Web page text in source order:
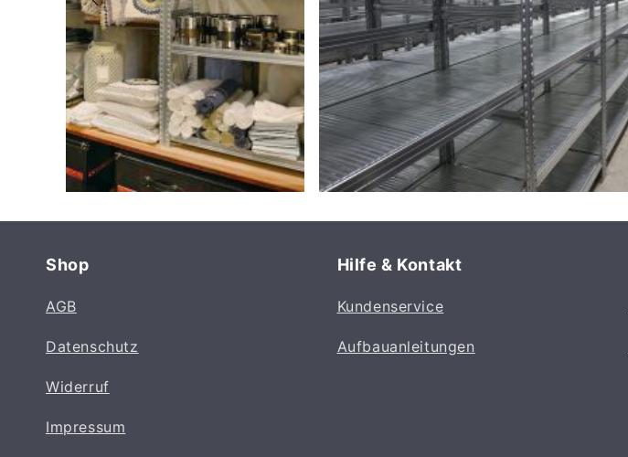
Shop
AGB
Datenschutz
Widerruf
Impressum
Hilfe & Kontakt
Kundenservice
Aufbauanleitungen